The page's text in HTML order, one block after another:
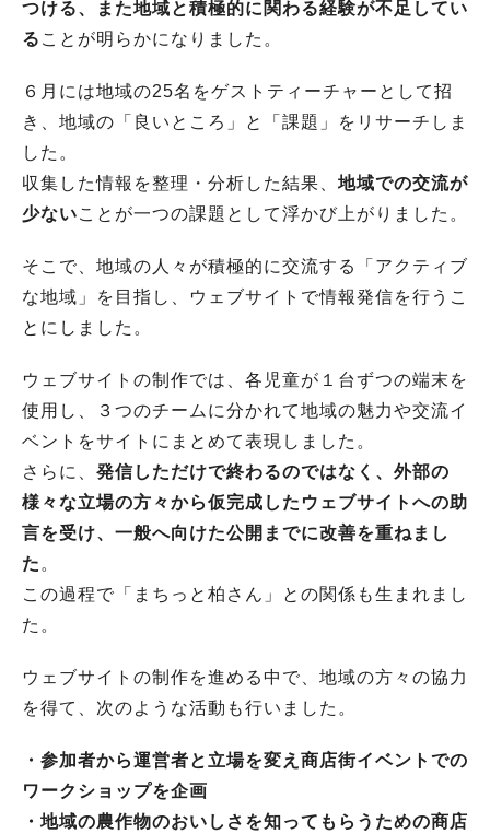
つける、また地域と積極的に関わる経験が不足してい
る ことが明らかになりました。
６月には地域の25名をゲストティーチャーとして招
き、地域の「良いところ」と「課題」をリサーチしま
した。
収集した情報を整理・分析した結果、 地域での交流が
少ないことが一つの課題として浮かび上がりました。
そこで、地域の人々が積極的に交流する「アクティブ
な地域」を目指し、ウェブサイトで情報発信を行うこ
とにしました。
ウェブサイトの制作では、各児童が１台ずつの端末を
使用し、３つのチームに分かれて地域の魅力や交流イ
ベントをサイトにまとめて表現しました。
さらに、 発信しただけで終わるのではなく、外部の
様々な立場の方々から仮完成したウェブサイトへの助
言を受け、一般へ向けた公開までに改善を重ねまし
た 。
この過程で「まちっと柏さん」との関係も生まれまし
た。
ウェブサイトの制作を進める中で、地域の方々の協力
を得て、次のような活動も行いました。
・参加者から運営者と立場を変え商店街イベントでの
ワークショップを企画
・地域の農作物のおいしさを知ってもらうための商店